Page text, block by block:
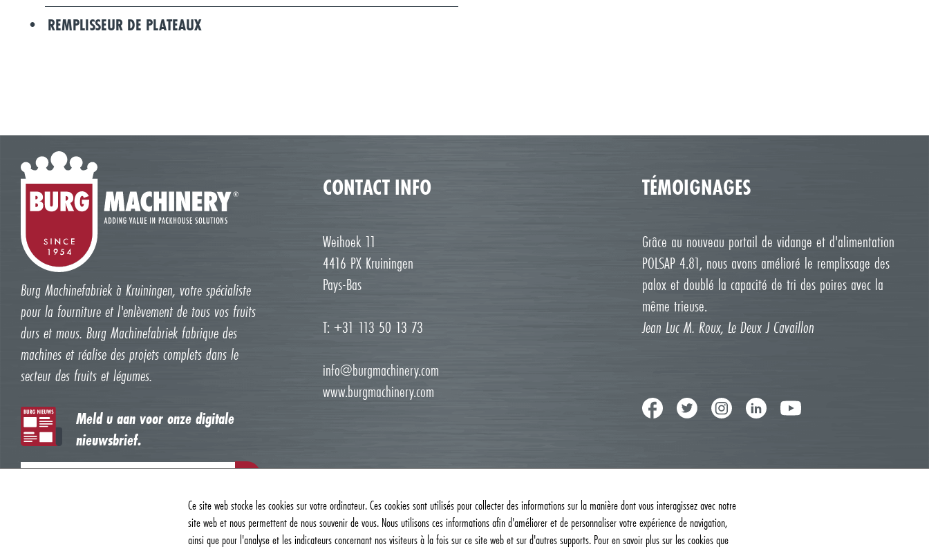
REMPLISSEUR DE PLATEAUX
Burg Machinefabriek à Kruiningen, votre spécialiste
pour la fourniture et l'enlèvement de tous vos fruits
durs et mous. Burg Machinefabriek fabrique des
machines et réalise des projets complets dans le
secteur des fruits et légumes.
Meld u aan voor onze digitale
nieuwsbrief.
CONTACT INFO
Weihoek 11
4416 PX Kruiningen
Pays-Bas
T: +31 113 50 13 73
info@burgmachinery.com
www.burgmachinery.com
TÉMOIGNAGES
Grâce au nouveau portail de vidange et d'alimentation
POLSAP 4.81, nous avons amélioré le remplissage des
palox et doublé la capacité de tri des poires avec la
même trieuse.
Jean Luc M. Roux, Le Deux J Cavaillon
Ce site web stocke les cookies sur votre ordinateur. Ces cookies sont utilisés pour collecter des informations sur la manière dont vous interagissez avec notre
site web et nous permettent de nous souvenir de vous. Nous utilisons ces informations afin d'améliorer et de personnaliser votre expérience de navigation,
ainsi que pour l'analyse et les indicateurs concernant nos visiteurs à la fois sur ce site web et sur d'autres supports. Pour en savoir plus sur les cookies que